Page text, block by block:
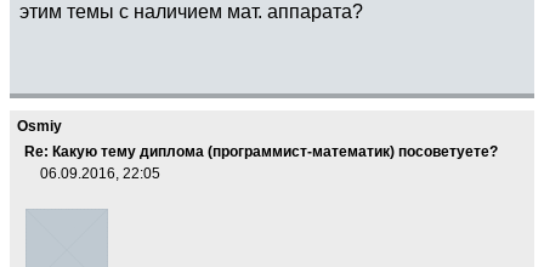
этим темы с наличием мат. аппарата?
Osmiy
Re: Какую тему диплома (программист-математик) посоветуете?
06.09.2016, 22:05